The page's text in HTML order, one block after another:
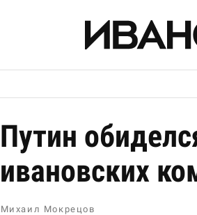
Путин
ивановских
Михаил Мокрецов